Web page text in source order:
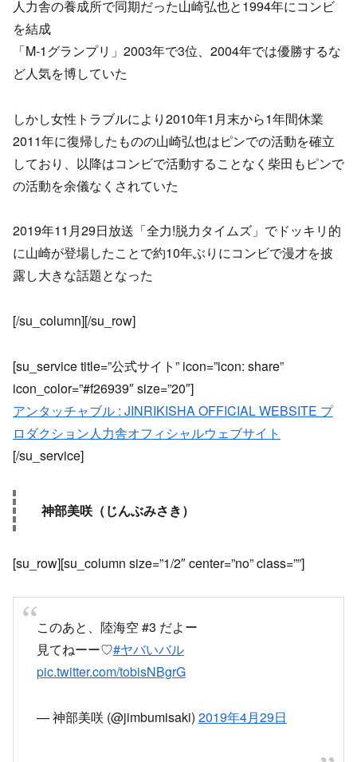
人力舎の養成所で同期だった山崎弘也と1994年にコンビ
を結成
「M-1グランプリ」2003年で3位、2004年では優勝するな
ど人気を博していた
しかし女性トラブルにより2010年1月末から1年間休業
2011年に復帰したものの山崎弘也はピンでの活動を確立
しており、以降はコンビで活動することなく柴田もピンで
の活動を余儀なくされていた
2019年11月29日放送「全力!脱力タイムズ」でドッキリ的
に山崎が登場したことで約10年ぶりにコンビで漫才を披
露し大きな話題となった
[/su_column][/su_row]
[su_service title=”公式サイト” icon=”icon: share”
icon_color=”#f26939″ size=”20″]
アンタッチャブル : JINRIKISHA OFFICIAL WEBSITE プ
ロダクション人力舎オフィシャルウェブサイト
[/su_service]
神部美咲（じんぶみさき）
[su_row][su_column size=”1/2″ center=”no” class=””]
このあと、陸海空 #3 だよー
見てねーー♡#ヤバいバル
pic.twitter.com/tobisNBgrG
— 神部美咲 (@jimbumisaki) 2019年4月29日